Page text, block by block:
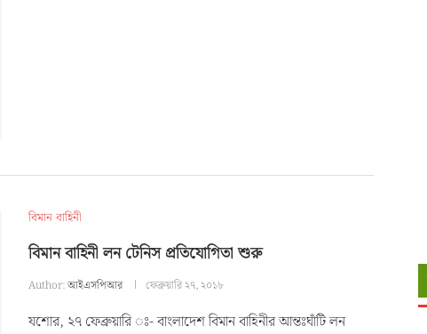
বিমান বাহিনী
বিমান বাহিনী লন টেনিস প্রতিযোগিতা শুরু
Author:আইএসপিআর ফেব্রুয়ারি ২৭, ২০১৮
যশোর, ২৭ ফেব্রুয়ারি ঃ- বাংলাদেশ বিমান বাহিনীর আন্তঃঘাঁটি লন